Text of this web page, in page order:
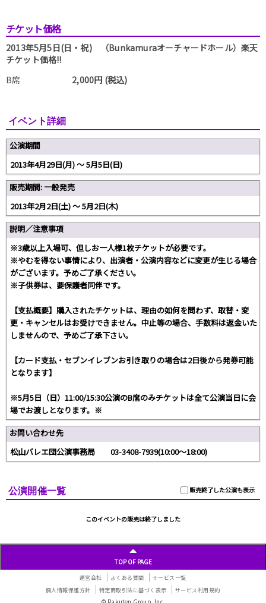
チケット価格
2013年5月5日(日・祝) （Bunkamuraオーチャードホール）楽天
チケット価格!!
B席
2,000円 (税込)
イベント詳細
公演期間
2013年4月29日(月) 〜 5月5日(日)
販売期間: 一般発売
2013年2月2日(土) 〜 5月2日(木)
説明／注意事項
※3歳以上入場可、但しお一人様1枚チケットが必要です。
※やむを得ない事情により、出演者・公演内容などに変更が生じる場合
がございます。予めご了承ください。
※子供券は、要保護者同伴です。
【支払概要】購入されたチケットは、理由の如何を問わず、取替・変
更・キャンセルはお受けできません。中止等の場合、手数料は返金いた
しませんので、予めご了承下さい。
【カード支払・セブンイレブンお引き取りの場合は2日後から発券可能
となります】
※5月5日（日）11:00/15:30公演のB席のみチケットは全て公演当日に会
場でお渡しとなります。※
お問い合わせ先
松山バレエ団公演事務局 03-3408-7939(10:00～18:00)
販売終了した公演も表示
公演開催一覧
このイベントの販売は終了しました
TOP OF PAGE
運営会社 よくある質問
サービス一覧
個人情報保護方針
特定商取引法に基づく表示 サービス利用規約